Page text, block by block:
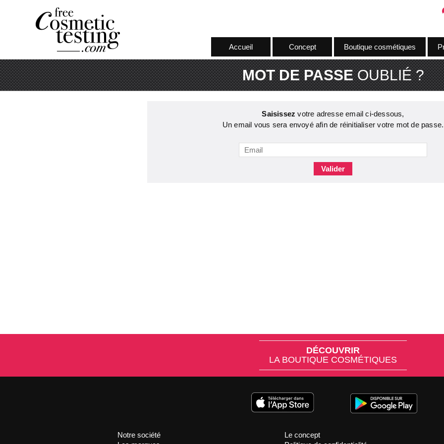
Accueil Concept Boutique cosmétiques
MOT DE PASSEOUBLIÉ ?
Saisissez votre adresse email ci-dessous,
Un email vous sera envoyé afin de réinitialiser votre mot de passe.
Valider
DÉCOUVRIR
LA BOUTIQUE COSMÉTIQUES
Notre société
Le concept